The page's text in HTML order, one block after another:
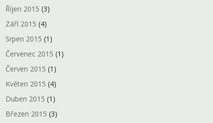
Říjen 2015 (3)
Září 2015 (4)
Srpen 2015 (1)
Červenec 2015 (1)
Červen 2015 (1)
Květen 2015 (4)
Duben 2015 (1)
Březen 2015 (3)